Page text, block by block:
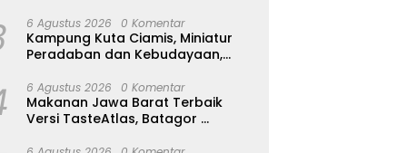
6 Agustus 2026 0 Komentar
Kampung Kuta Ciamis, Miniatur
Peradaban dan Kebudayaan,
Dijaga
6 Agustus 2026 0 Komentar
Makanan Jawa Barat Terbaik
Versi TasteAtlas, Batagor